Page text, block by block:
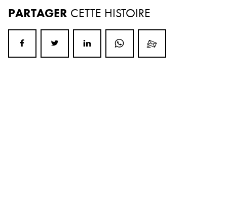
PARTAGER CETTE HISTOIRE